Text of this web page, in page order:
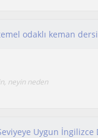
odaklı keman dersi
neyin neden